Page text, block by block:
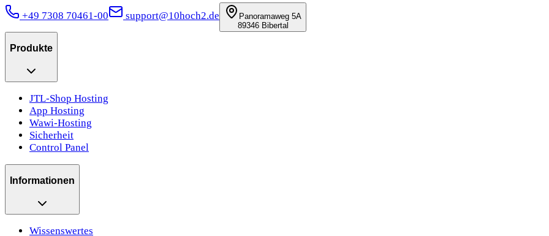
+49 7308 70461-00 support@10hoch2.de
Panoramaweg 5A
89346 Bibertal
Produkte
JTL-Shop Hosting
App Hosting
Wawi-Hosting
Sicherheit
Control Panel
Informationen
Wissenswertes